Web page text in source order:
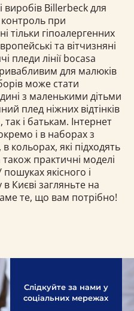
виробів Billerbeck для
при
тільки гіпоалергенних
та вітчизняні
пледи лінії bocasa
для малюків
може стати
з маленькими дітьми
плед ніжних відтінків
і батькам. Інтернет
і в наборах з
кольорах, які підходять
також практичні моделі
пошуках якісного і
Києві загляньте на
те, що вам потрібно!
Слідкуйте за нами у
соціальних мережах